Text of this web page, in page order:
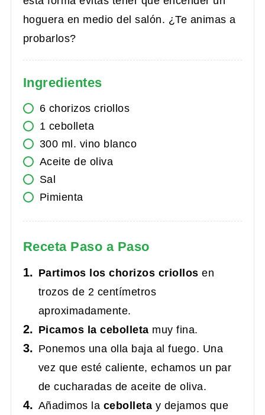
hoguera en medio del salón. ¿Te animas a
probarlos?
Ingredientes
6 chorizos criollos
1 cebolleta
300 ml. vino blanco
Aceite de oliva
Sal
Pimienta
Receta Paso a Paso
Partimos los chorizos criollos en
trozos de 2 centímetros
aproximadamente.
Picamos la cebolleta muy fina.
Ponemos una olla baja al fuego. Una
vez que esté caliente, echamos un par
de cucharadas de aceite de oliva.
Añadimos la cebolleta y dejamos que